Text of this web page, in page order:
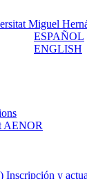
ESPAÑOL
ENGLISH
AENOR
Inscripción y